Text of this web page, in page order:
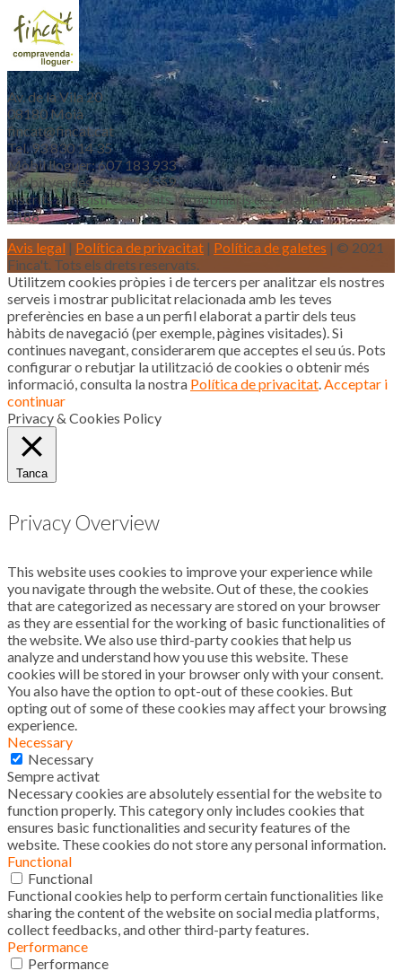
Av. de la Vila 20
08180 Moià
fincat@fincat.cat
Tel. 93 830 14 35
Mòbil lloguer: 607 183 933
Mòbil vendes: 646 853 559
Inscrits al registre d’agents immobiliaris de Catalunya aicat
4188
Avis legal | Política de privacitat | Política de galetes | © 2021
Finca't. Tots els drets reservats.
Utilitzem cookies pròpies i de tercers per analitzar els nostres
serveis i mostrar publicitat relacionada amb les teves
preferències en base a un perfil elaborat a partir dels teus
hàbits de navegació (per exemple, pàgines visitades). Si
continues navegant, considerarem que acceptes el seu ús. Pots
configurar o rebutjar la utilització de cookies o obtenir més
informació, consulta la nostra Política de privacitat Acceptar i
continuar
Privacy & Cookies Policy
Tanca
Privacy Overview
This website uses cookies to improve your experience while
you navigate through the website. Out of these, the cookies
that are categorized as necessary are stored on your browser
as they are essential for the working of basic functionalities of
the website. We also use third-party cookies that help us
analyze and understand how you use this website. These
cookies will be stored in your browser only with your consent.
You also have the option to opt-out of these cookies. But
opting out of some of these cookies may affect your browsing
experience.
Necessary
Necessary
Sempre activat
Necessary cookies are absolutely essential for the website to
function properly. This category only includes cookies that
ensures basic functionalities and security features of the
website. These cookies do not store any personal information.
Functional
Functional
Functional cookies help to perform certain functionalities like
sharing the content of the website on social media platforms,
collect feedbacks, and other third-party features.
Performance
Performance